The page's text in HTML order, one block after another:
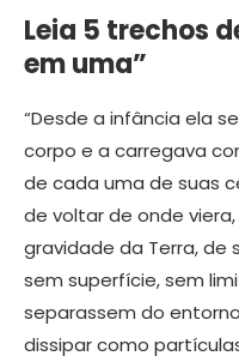
Leia 5 trechos
em uma”
“Desde a infância ela
corpo e a carregava
de cada uma de suas
de voltar de onde
gravidade da Terra, de
sem superfície, sem
separassem do
dissipar como